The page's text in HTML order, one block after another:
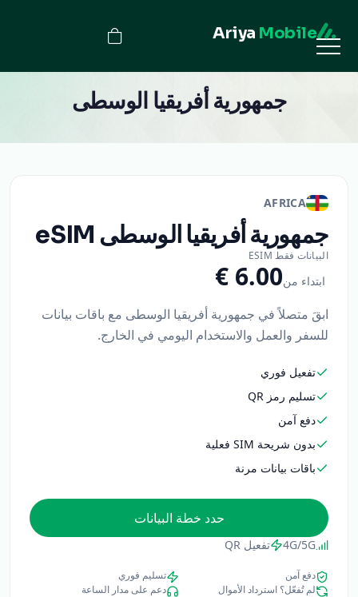
Ariya Mobile
جمهورية أفريقيا الوسطى
AFRICA
جمهورية أفريقيا الوسطى
البيانات فقط ESIM
ابتداء من
ابقَ متصلاً في جمهورية أفريقيا الوسطى مع باقات بيانات
للسفر والعمل والاستخدام اليومي في الخارج.
تفعيل فوري
تسليم رمز QR
دفع آمن
بدون شريحة SIM فعلية
باقات بيانات مرنة
حدد خطة البيانات
4G/5G تفعيل QR
دفع آمن
تسليم فوري
لم تُفعّل؟ استرداد الأموال
دعم على مدار الساعة